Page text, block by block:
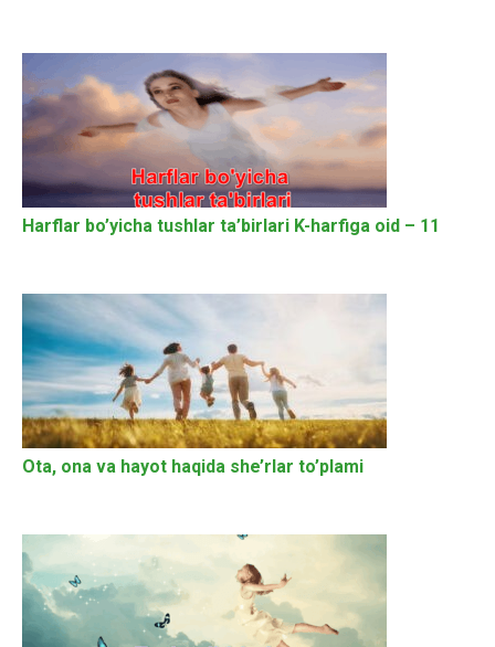
Harflar bo’yicha tushlar ta’birlari K-harfiga oid – 11
Ota, ona va hayot haqida she’rlar to’plami